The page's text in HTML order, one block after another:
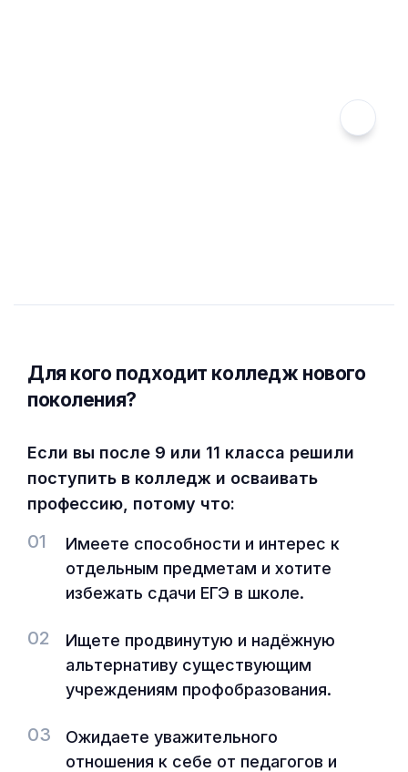
Для кого подходит колледж нового
поколения?
Если вы после 9 или 11 класса решили
поступить в колледж и осваивать
профессию, потому что:
01
Имеете способности и интерес к
отдельным предметам и хотите
избежать сдачи ЕГЭ в школе.
02
Ищете продвинутую и надёжную
альтернативу существующим
учреждениям профобразования.
03
Ожидаете уважительного
отношения к себе от педагогов и